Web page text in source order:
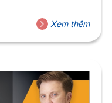
Lưu ý: Link tham
theo Mail thông báo
Diễm – “Đạo diễn...
Xem thêm